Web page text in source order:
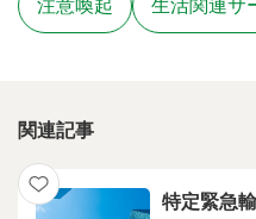
注意喚起 生活関連サ
関連記事
特定緊急